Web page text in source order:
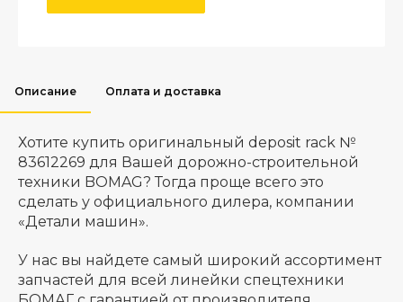
Описание Оплата и доставка
Хотите купить оригинальный deposit rack №
83612269 для Вашей дорожно-строительной
техники BOMAG? Тогда проще всего это
сделать у официального дилера, компании
«Детали машин».
У нас вы найдете самый широкий ассортимент
запчастей для всей линейки спецтехники